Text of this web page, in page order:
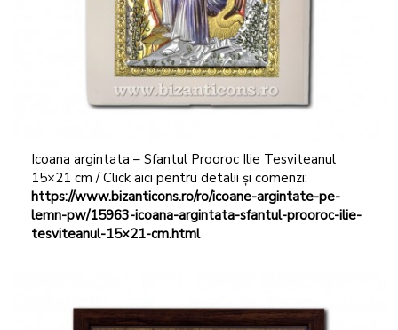
Icoana argintata – Sfantul Prooroc Ilie Tesviteanul
15×21 cm / Click aici pentru detalii și comenzi:
https://www.bizanticons.ro/ro/icoane-argintate-pe-
lemn-pw/15963-icoana-argintata-sfantul-prooroc-ilie-
tesviteanul-15×21-cm.html